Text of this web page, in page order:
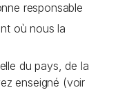
responsable
où nous la
du pays, de la
enseigné (voir